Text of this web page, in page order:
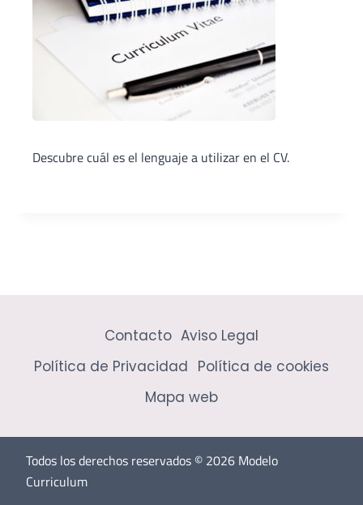
Descubre cuál es el lenguaje a utilizar en el CV.
Contacto Aviso Legal
Política de Privacidad Política de cookies
Mapa web
Todos los derechos reservados © 2026 Modelo
Curriculum